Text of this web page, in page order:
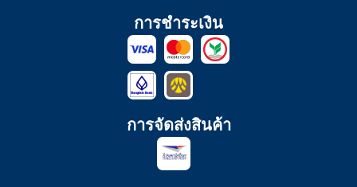
การชำระเงิน
การจัดส่งสินค้า